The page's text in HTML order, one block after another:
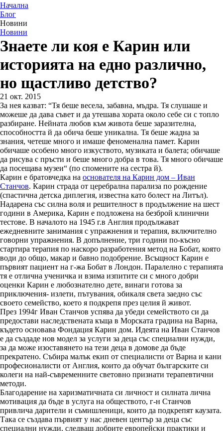
Начална
Блог
Новини
Новини
Знаете ли коя е Карин или
историята на едно различно,
но щастливо детство?
21 окт. 2015
За нея казват: “Тя беше весела, забавна, мъдра. Тя слушаше и
можеше да дава съвет и да утешава хората около себе си с топло
разбиране. Нейната любов към живота беше заразителна,
способността й да обича беше уникална. Тя беше жадна за
знания, четеше много и имаше феноменална памет. Карин
обичаше особено много изкуството, музиката и балета; обичаше
да рисува с пръсти и беше много добра в това. Тя много обичаше
да посещава музеи“ (по спомените на сестра й).
Карин е братовчедка на основателя на Карин дом – Иван
Станчов. Карин страда от церебрална парализа по рождение
(спастична детска диплегия, известна като болест на Литъл).
Надарена със силна воля и решителност в продължение на шест
години в Америка, Карин е подложена на безброй клинични
тестове. В началото на 1945 г.в Англия продължават
ежедневните занимания с упражнения и терапия, включително
говорни упражнения. В допълнение, три години по-късно
стартира терапия по наскоро разработения метод на Бобат, която
води до общо, макар и бавно подобрение. Всъщност Карин е
първият пациент на г-жа Бобат в Лондон. Паралелно с терапията
тя е отлична ученичка и взима изпитите си с много добри
оценки Карин е любознателно дете, винаги готова за
приключения- излети, пътувания, обикаля света заедно със
своето семейство, което я подкрепя през целия й живот.
През 1994г Иван Станчов успява да убеди семейството си да
предостави наследствената къща в Морската градина на Варна,
където основава Фондация Карин дом. Идеята на Иван Станчов
е да създаде нов модел за услуги за деца със специални нужди,
за да може изоставянето на тези деца в домове да бъде
прекратено. Събира малък екип от специалисти от Варна и кани
професионалисти от Англия, които да обучат българските си
колеги на най-съвременните световно признати терапевтични
методи.
Благодарение на харизматичната си личност и силната лична
мотивация да бъде в услуга на обществото, г-н Станчов
привлича дарители и съмишленици, които да подкрепят каузата.
Така се създава първият у нас дневен център за деца със
специални нужди, следващ добрите европейски практики и